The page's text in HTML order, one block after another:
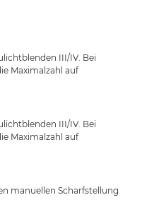
III/IV. Bei
Maximalzahl auf
III/IV. Bei
Maximalzahl auf
manuellen Scharfstellung